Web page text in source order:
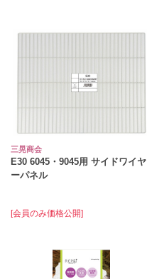
三晃商会
E30 6045・9045用 サイドワイヤ
ーパネル
[会員のみ価格公開]